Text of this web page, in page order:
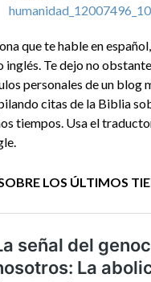
que te hable en
inglés. Te dejo no
personales de un blog
citas de la Biblia
tiempos. Usa el
LOS ÚLTIMOS